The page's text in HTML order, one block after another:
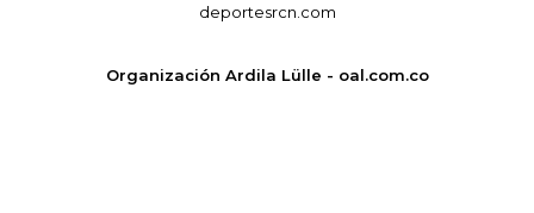
deportesrcn.com
Organización Ardila Lülle - oal.com.co